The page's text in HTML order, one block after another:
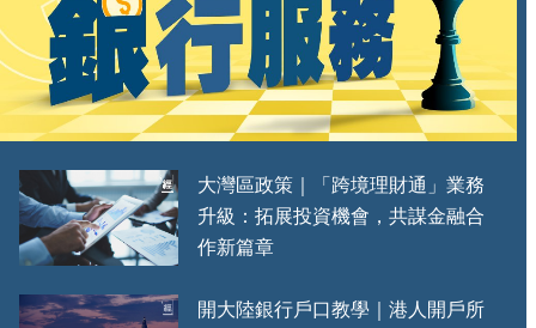
大灣區政策｜「跨境理財通」業務
升級：拓展投資機會，共謀金融合
作新篇章
開大陸銀行戶口教學｜港人開戶所